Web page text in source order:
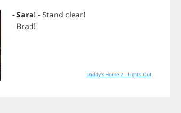
-Sara! - Stand clear!
- Brad!
Daddy's Home 2 - Lights Out